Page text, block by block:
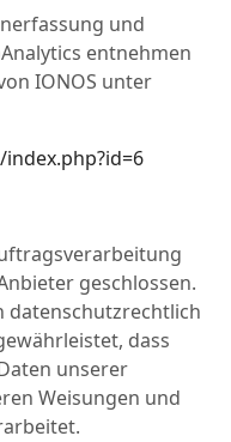
und
entnehmen
IONOS unter
geschlossen.
datenschutzrechtlich
dass
unserer
Weisungen und